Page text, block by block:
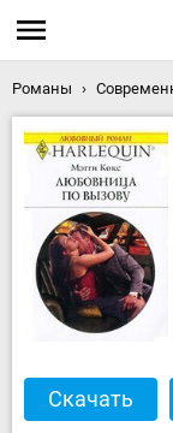
Романы
Скачать